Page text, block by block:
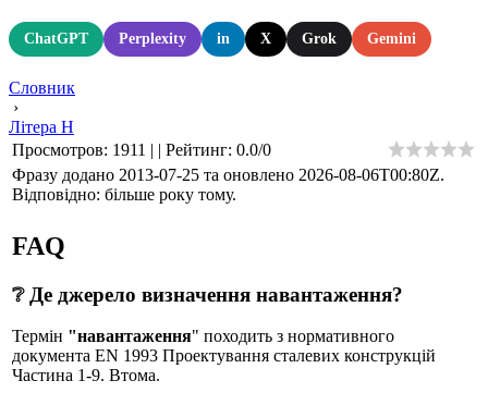
ChatGPT Perplexity in X Grok Gemini
Словник
›
Літера Н
Просмотров: 1911 | | Рейтинг: 0.0/0
Фразу додано 2013-07-25 та оновлено 2026-08-06T00:80Z.
Відповідно: більше року тому.
FAQ
❔ Де джерело визначення навантаження?
Термін "навантаження" походить з нормативного
документа EN 1993 Проектування сталевих конструкцій
Частина 1-9. Втома.